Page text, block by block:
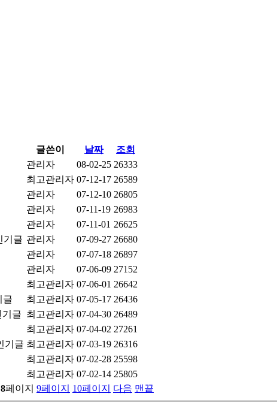
글쓴이 날짜
조회
관리자 08-02-25 26333
최고관리자 07-12-17 26589
관리자 07-12-10 26805
관리자 07-11-19 26983
관리자 07-11-01 26625
관리자 07-09-27 26680
관리자 07-07-18 26897
관리자 07-06-09 27152
최고관리자 07-06-01 26642
최고관리자 07-05-17 26436
최고관리자 07-04-30 26489
최고관리자 07-04-02 27261
최고관리자 07-03-19 26316
최고관리자 07-02-28 25598
최고관리자 07-02-14 25805
8페이지 9페이지 10페이지 다음 맨끝